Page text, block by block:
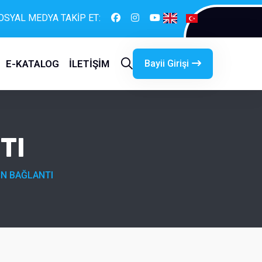
MEDYA TAKİP ET:
E-KATALOG İLETİŞİM Bayii Girişi
BAĞLANTI